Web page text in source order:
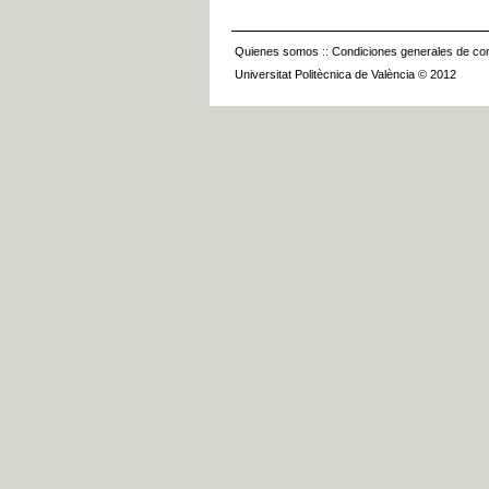
Quienes somos :: Condiciones generales de
Universitat Politècnica de València © 2012